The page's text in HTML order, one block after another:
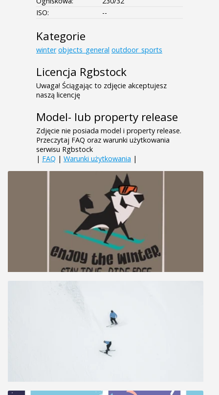
ISO:
--
Kategorie
winter objects_general outdoor_sports
Licencja Rgbstock
Uwaga! Ściągając to zdjęcie akceptujesz
naszą licencję
Model- lub property release
Zdjęcie nie posiada model i property release.
Przeczytaj FAQ oraz warunki użytkowania
serwisu Rgbstock
| FAQ | Warunki użytkowania |